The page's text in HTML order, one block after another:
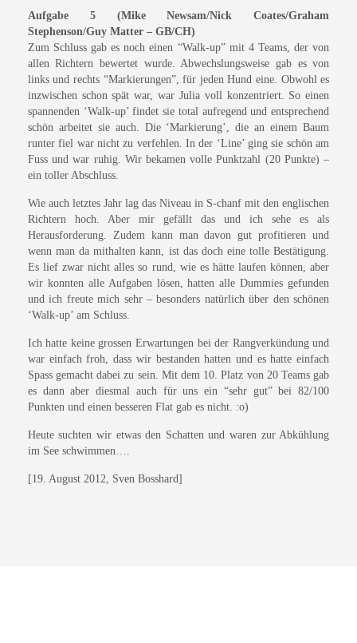
Aufgabe 5 (Mike Newsam/Nick Coates/Graham
Stephenson/Guy Matter – GB/CH)
Zum Schluss gab es noch einen “Walk-up” mit 4 Teams, der von
allen Richtern bewertet wurde. Abwechslungsweise gab es von
links und rechts “Markierungen”, für jeden Hund eine. Obwohl es
inzwischen schon spät war, war Julia voll konzentriert. So einen
spannenden ‘Walk-up’ findet sie total aufregend und entsprechend
schön arbeitet sie auch. Die ‘Markierung’, die an einem Baum
runter fiel war nicht zu verfehlen. In der ‘Line’ ging sie schön am
Fuss und war ruhig. Wir bekamen volle Punktzahl (20 Punkte) –
ein toller Abschluss.
Wie auch letztes Jahr lag das Niveau in S-chanf mit den englischen
Richtern hoch. Aber mir gefällt das und ich sehe es als
Herausforderung. Zudem kann man davon gut profitieren und
wenn man da mithalten kann, ist das doch eine tolle Bestätigung.
Es lief zwar nicht alles so rund, wie es hätte laufen können, aber
wir konnten alle Aufgaben lösen, hatten alle Dummies gefunden
und ich freute mich sehr – besonders natürlich über den schönen
‘Walk-up’ am Schluss.
Ich hatte keine grossen Erwartungen bei der Rangverkündung und
war einfach froh, dass wir bestanden hatten und es hatte einfach
Spass gemacht dabei zu sein. Mit dem 10. Platz von 20 Teams gab
es dann aber diesmal auch für uns ein “sehr gut” bei 82/100
Punkten und einen besseren Flat gab es nicht. :o)
Heute suchten wir etwas den Schatten und waren zur Abkühlung
im See schwimmen….
[19. August 2012, Sven Bosshard]